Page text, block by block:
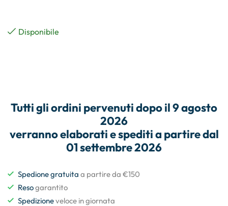
Disponibile
Tutti gliordini pervenuti dopo il9 agosto
2026
verranno elaborati espeditia partire dal
01 settembre 2026
Spedione gratuita a partire da €150
Resogarantito
Spedizioneveloce in giornata